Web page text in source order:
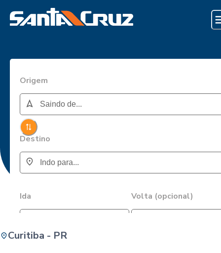
Origem
Destino
Ida Volta (opcional)
Curitiba - PR